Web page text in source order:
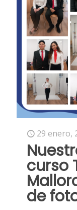
29 enero,
curso
de